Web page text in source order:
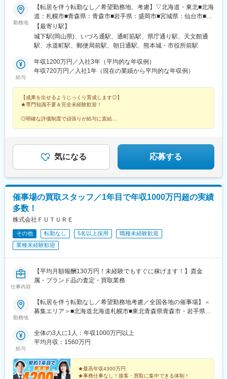
久留米駅、大溝駅、佐賀駅、西唐津駅、諫早駅、島原港駅、道ノ
尾駅、堀川駅、宮地駅、健軍町駅、肥後西村駅、鶴崎駅、上臼杵
駅、宇佐駅、上岡駅、宮崎駅、日南駅、清武駅、高見橋駅、錦江
駅、宮ケ浜駅、真幸駅、伊集院駅、西出水駅、苗穂駅、琴似駅(札
幌市営)、北朝霞駅、鎌ケ谷大仏駅、西小山駅、旗の台駅、緑が丘
駅(東京都)、代官山駅、押上駅、巣鴨駅、本駒込駅、春日駅(東京
都)、東中野駅、芦花公園駅、宮の坂駅、上野御徒町駅、表参道
駅、赤坂見附駅、八王子駅、高尾駅(東京都)、府中本町駅、関内
駅、柚木駅(静岡鉄道線)、第一通り駅、吉原本町駅、広小路駅(三
重県)、中洲川端駅、近鉄富田駅、北間駅、栄町駅(富山県)、大阪
ビジネスパーク駅、扇町駅(大阪府)、南方駅(大阪府)、野田駅(阪神
御陵前駅、舞子駅、高速長田駅、猪名寺駅、岡山駅、本通駅、文
門前駅、平沼橋駅、長沼駅(静岡県)、新浜松駅、西鉄福岡駅、大阪
城北詰駅、天神橋筋六丁目駅、新大阪駅、海老江駅、阿倍野駅(地
下鉄)、鳴滝駅、稲荷駅、中書島駅、西舞子駅、上沢駅、西川緑道
公園駅、八丁堀駅(広島県)、猿猴橋町駅、県立美術館通駅
勤務地
【転居を伴う転勤なし／希望勤務地、考慮】▽北海道・東北■北海
道：札幌市■青森県：青森市■岩手県：盛岡市■宮城県：仙台市■秋
田県：秋田市■山形県：山形市■福島県：郡山市▽関東■茨城県：
水戸市■栃木県：宇都宮市■群馬県：高崎市■埼玉県：さいたま市■
千葉県：千葉市■東京都：23区内■神奈川県：横浜市■山梨県：甲
三重県：四日市市▽北信越■新潟県：新潟市■富山県：富山市■石
川県：金沢市■福井県：福井市■長野県：長野市▽関西■滋賀県：
県：奈良市■和歌山県：和歌山市▽中国・四国■鳥取県：鳥取市■
島根県：松江市■岡山県：岡山市■広島県：広島市■山口県：下関
市■徳島県：徳島市■香川県：高松市■愛媛県：松山市■高知県：高
知市▽九州■福岡県：福岡市■佐賀県：佐賀市■長崎県：長崎市■熊
【最寄り駅】
城下駅(岡山県)、いづろ通駅、通町筋駅、県庁通り駅、天文館通
駅、水道町駅、郵便局前駅、朝日通駅、熊本城・市役所前駅
給与
年収1200万円／入社3年（平均的な年収例）
年収720万円／入社1年（現在の業績から平均的な年収例）
【成果を出せるようじっくり育成します◎】
★専門知識不要＆完全未経験歓迎！
◎明確な評価制度で頑張りが給与に直結
気になる 応募する
催事場の買取スタッフ／1年目で年収1000万円超の実績
多数！
株式会社ＦＵＴＵＲＥ
その他 転勤なし 5名以上採用
職種未経験歓迎
業種未経験歓迎
仕事内容
【平均月額報酬130万円！未経験でもすぐに稼げます！】貴金
属・ブランド品の査定・買取業務
勤務地
【転居を伴う転勤なし／希望勤務地考慮／全国各地の催事場】＜
募集エリア＞■北海道北海道札幌市■東北青森県青森市・岩手県盛
市■関東・甲信茨城県水戸市・栃木県宇都宮市・群馬県高崎市・埼
玉県さいたま市・千葉県千葉市・東京都23区内・神奈川県横浜
市・山梨県甲府市・長野県長野市■東海岐阜県岐阜市・静岡県浜松
富山市・石川県金沢市・福井県福井市■関西滋賀県大津市・京都府
京都市・大阪府大阪市・兵庫県神戸市・奈良県奈良市・和歌山県
給与
全体の3人に1人：年収1000万円以上
平均月収：1560万円
★最高年収4300万円
★事務仕事なし！接客・買取に集中できる体制！